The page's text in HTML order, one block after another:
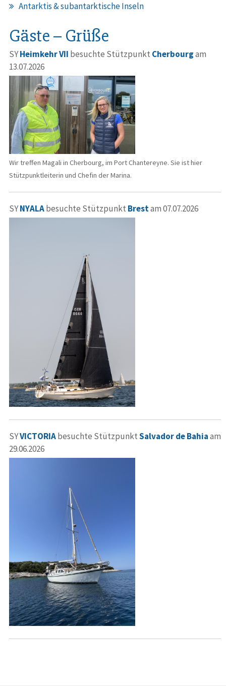
Antarktis & subantarktische Inseln
Gäste – Grüße
SYHeimkehr VII besuchte Stützpunkt Cherbourgam
13.07.2026
Wir treffen Magali in Cherbourg, im Port Chantereyne. Sie ist hier
Stützpunktleiterin und Chefin der Marina.
SYNYALAbesuchte Stützpunkt Brestam 07.07.2026
SYVICTORIAbesuchte StützpunktSalvador de Bahiaam
29.06.2026